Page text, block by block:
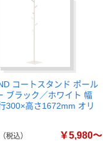
コートスタンド ポール
ブラック／ホワイト 幅
300×高さ1672mm オリ
税込） ￥5,980～